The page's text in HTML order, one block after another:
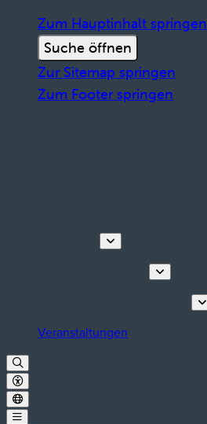
Zum Hauptinhalt springen
Suche öffnen
Zur Sitemap springen
Zum Footer springen
Veranstaltungen